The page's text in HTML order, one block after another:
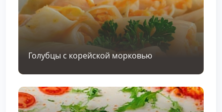
Голубцы с корейской морковью